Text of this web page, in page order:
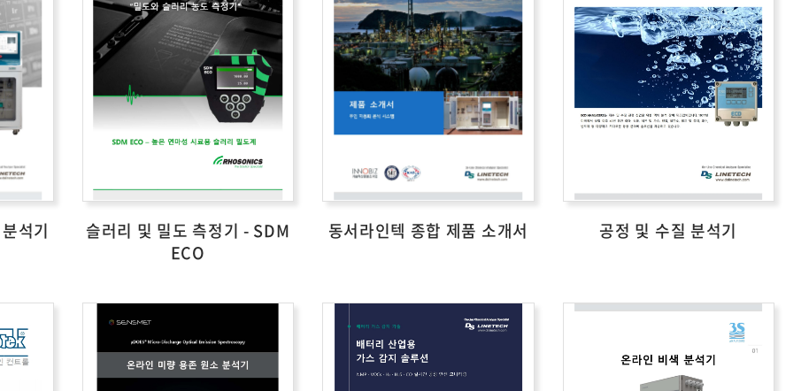
석기
슬러리 및 밀도 측정기 - SDM
ECO
동서라인텍 종합 제품 소개서 공정 및 수질 분석기